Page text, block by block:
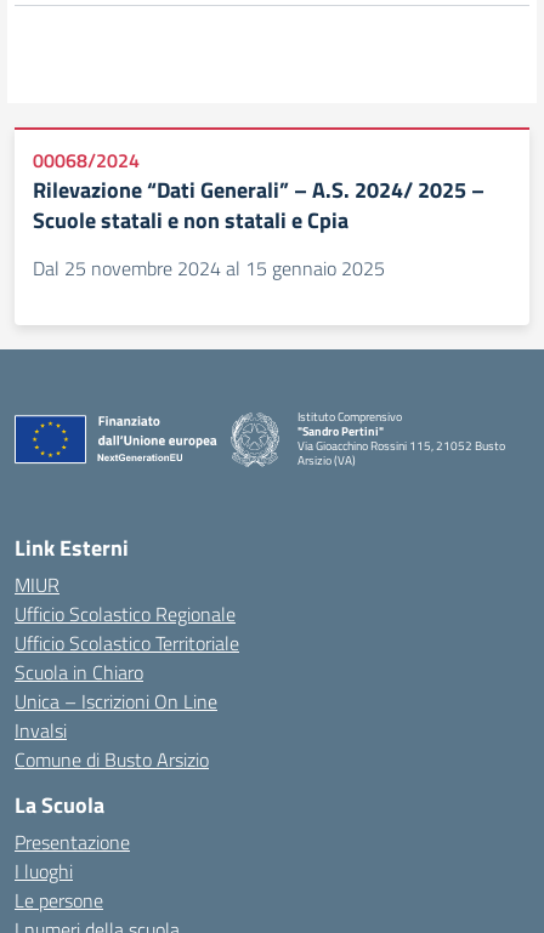
00068/2024
Rilevazione “Dati Generali” – A.S. 2024/ 2025 –
Scuole statali e non statali e Cpia
Dal 25 novembre 2024 al 15 gennaio 2025
Istituto Comprensivo
"Sandro Pertini"
Via Gioacchino Rossini 115, 21052 Busto
Arsizio (VA)
Link Esterni
MIUR
Ufficio Scolastico Regionale
Ufficio Scolastico Territoriale
Scuola in Chiaro
Unica – Iscrizioni On Line
Invalsi
Comune di Busto Arsizio
La Scuola
Presentazione
I luoghi
Le persone